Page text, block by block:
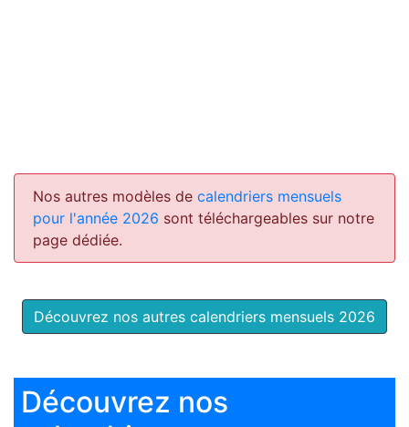
Nos autres modèles de calendriers mensuels
pour l'année 2026 sont téléchargeables sur notre
page dédiée.
Découvrez nos autres calendriers mensuels 2026
Découvrez nos